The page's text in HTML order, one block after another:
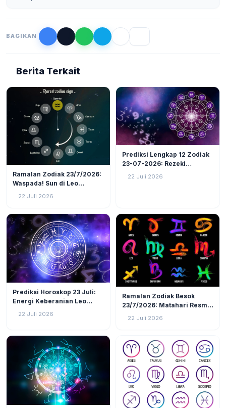
BAGIKAN
Berita Terkait
Ramalan Zodiak 23/7/2026:
Waspada! Sun di Leo
22 Juli 2026
Prediksi Lengkap 12 Zodiak
23-07-2026: Rezeki
Nomplok Mengintai, Cek
22 Juli 2026
Prediksi Horoskop 23 Juli:
Energi Keberanian Leo
Menguat, Waktunya Zodiak
22 Juli 2026
Ramalan Zodiak Besok
23/7/2026: Matahari Resmi
Masuk Leo, 3 Zodiak Ini
22 Juli 2026